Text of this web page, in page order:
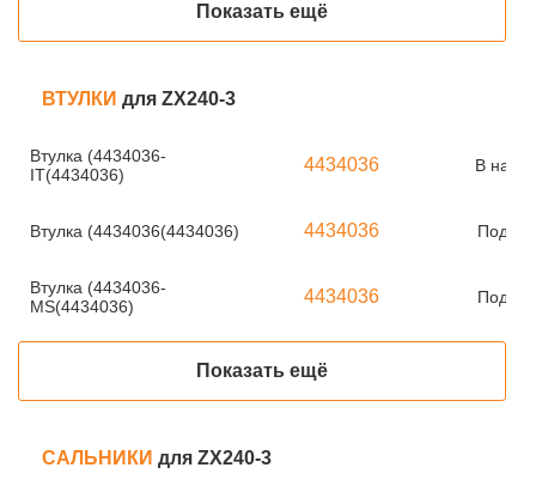
Показать ещё
ВТУЛКИ для ZX240-3
Втулка (4434036-
IT(4434036)
4434036 В
Втулка (4434036(4434036) 4434036 Под
Втулка (4434036-
MS(4434036)
4434036 Под
Показать ещё
САЛЬНИКИ для ZX240-3